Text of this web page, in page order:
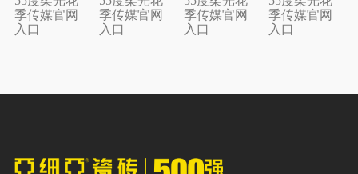
季传媒官网
入口
季传媒官网
入口
季传媒官网
入口
季传媒官网
入口